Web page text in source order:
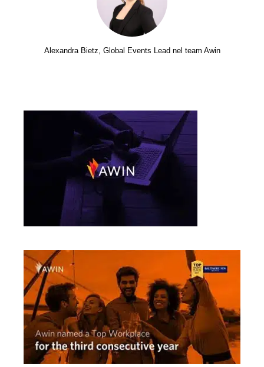
Alexandra Bietz, Global Events Lead nel team Awin